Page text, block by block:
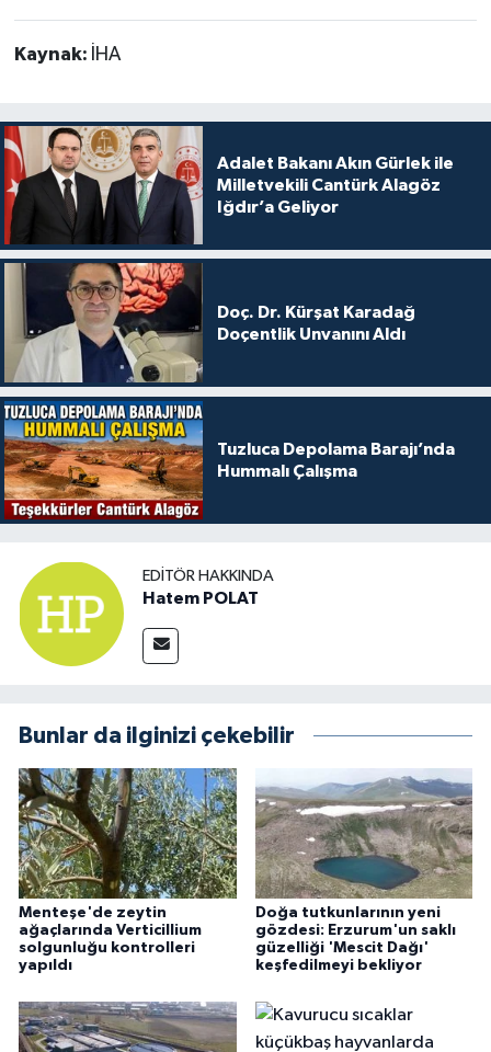
Kaynak: İHA
Adalet Bakanı Akın Gürlek ile
Milletvekili Cantürk Alagöz
Iğdır’a Geliyor
Doç. Dr. Kürşat Karadağ
Doçentlik Unvanını Aldı
Tuzluca Depolama Barajı’nda
Hummalı Çalışma
EDITÖR HAKKINDA
Hatem POLAT
Bunlar da ilginizi çekebilir
Menteşe'de zeytin
ağaçlarında Verticillium
solgunluğu kontrolleri
yapıldı
Doğa tutkunlarının yeni
gözdesi: Erzurum'un saklı
güzelliği 'Mescit Dağı'
keşfedilmeyi bekliyor